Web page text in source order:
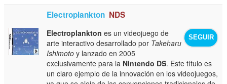
Electroplankton NDS
SEGUIR
Electroplankton es un videojuego de
arte interactivo desarrollado por Takeharu
Ishimoto y lanzado en 2005
exclusivamente para la Nintendo DS. Este título es
un claro ejemplo de la innovación en los videojuegos,